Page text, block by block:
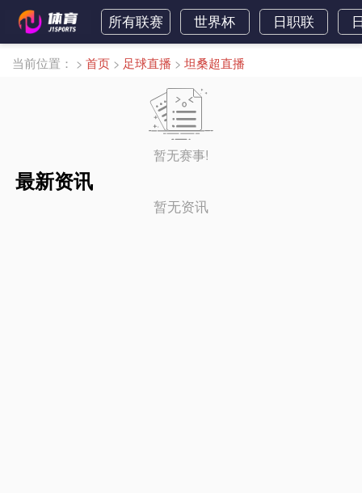
所有联赛 世界杯 日职联
当前位置： > 首页 > 足球直播 > 坦桑超直播
暂无赛事!
最新资讯
暂无资讯